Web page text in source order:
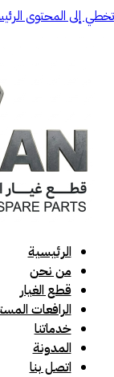
تخطي إلى المحتوى
الرئيسية
من نحن
قطع الغيار
الرافعات
خدماتنا
المدونة
اتصل بنا